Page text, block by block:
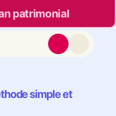
simple et
patrimonial